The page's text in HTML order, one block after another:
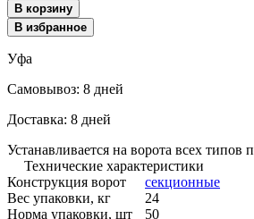
В корзину
В избранное
Уфа
Cамовывоз: 8 дней
Доставка: 8 дней
Устанавливается на ворота всех типов
Технические характеристики
Конструкция ворот
секционные
Вес упаковки, кг
24
Норма упаковки, шт
50